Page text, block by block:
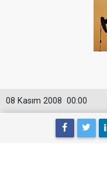
00:00
08 Kasım 2008